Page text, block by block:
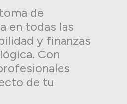
de
en todas las
y finanzas
Con
de tu